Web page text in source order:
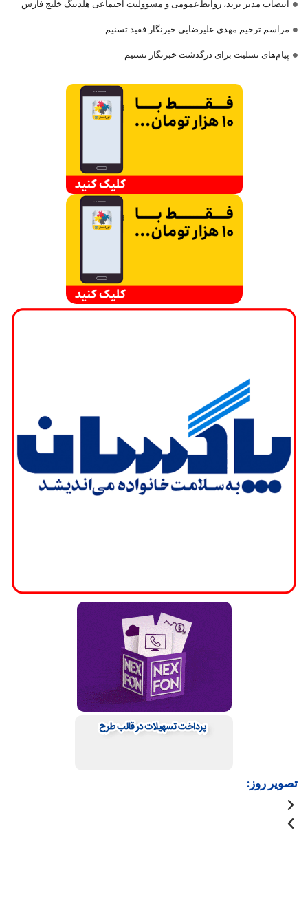
انتصاب مدیر برند، روابط‌عمومی و مسوولیت اجتماعی هلدینگ خلیج فارس
مراسم ترحیم مهدی علیرضایی خبرنگار فقید تسنیم
پیام‌های تسلیت برای درگذشت خبرنگار تسنیم
تصویر روز: